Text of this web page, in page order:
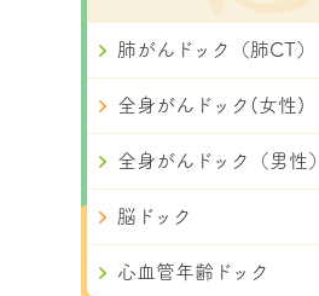
肺がんドック（肺CT）
全身がんドック(女性)
全身がんドック（男性）
脳ドック
心血管年齢ドック